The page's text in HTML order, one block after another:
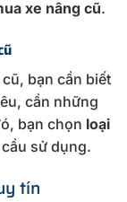
xe nâng cũ.
bạn cần biết
cần những
bạn chọn loại
sử dụng.
tín